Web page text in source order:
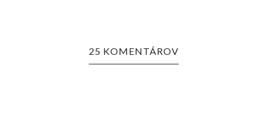
25 KOMENTÁROV